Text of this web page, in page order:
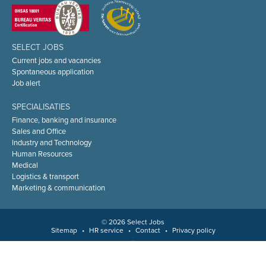
SELECT JOBS
Current jobs and vacancies
Spontaneous application
Job alert
SPECIALISATIES
Finance, banking and insurance
Sales and Office
Industry and Technology
Human Resources
Medical
Logistics & transport
Marketing & communication
© 2026 Select Jobs
Sitemap
• HR service • Contact • Privacy policy